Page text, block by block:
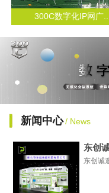
300C数字化IP网广..
新闻中心 / News
东创
东创诚